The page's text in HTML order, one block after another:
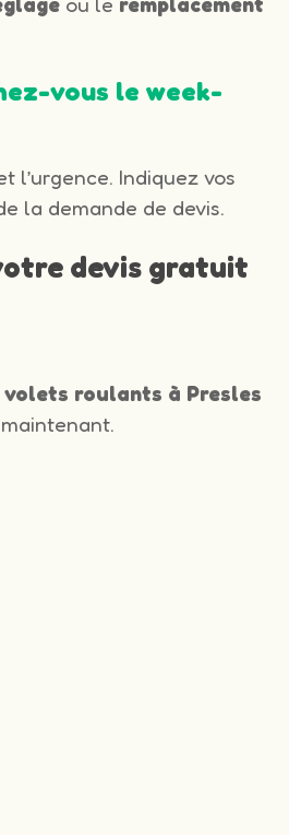
vous le week-
l’urgence. Indiquez vos
la demande de devis.
devis gratuit
roulants à Presles